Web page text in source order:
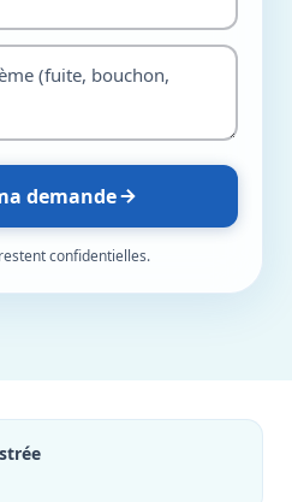
demande
confidentielles.